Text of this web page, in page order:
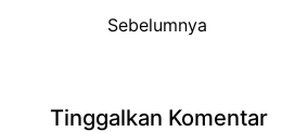
Sebelumnya
Tinggalkan Komentar